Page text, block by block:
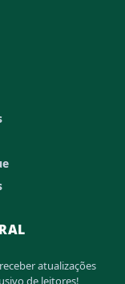
atualizações
de leitores!